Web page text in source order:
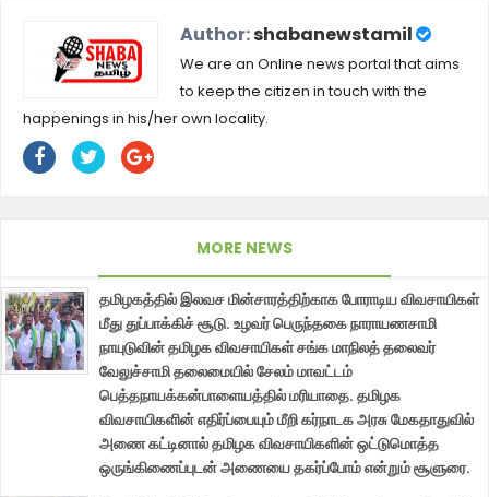
Author:shabanewstamil
We are an Online news portal that aims
to keep the citizen in touch with the
happenings in his/her own locality.
MORE NEWS
தமிழகத்தில் இலவச மின்சாரத்திற்காக போராடிய விவசாயிகள்
மீது துப்பாக்கிச் சூடு. உழவர் பெருந்தகை நாராயணசாமி
நாயுடுவின் தமிழக விவசாயிகள் சங்க மாநிலத் தலைவர்
வேலுச்சாமி தலைமையில் சேலம் மாவட்டம்
பெத்தநாயக்கன்பாளையத்தில் மரியாதை. தமிழக
விவசாயிகளின் எதிர்ப்பையும் மீறி கர்நாடக அரசு மேகதாதுவில்
அணை கட்டினால் தமிழக விவசாயிகளின் ஒட்டுமொத்த
ஒருங்கிணைப்புடன் அணையை தகர்ப்போம் என்றும் சூளுரை.